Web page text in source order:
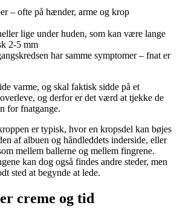
– ofte på hænder, arme og krop
lige under huden, som kan være lange
2-5 mm
har samme symptomer – fnat er
varme, og skal faktisk sidde på et
og derfor er det værd at tjekke de
for fnatgange.
er typisk, hvor en kropsdel kan bøjes
af albuen og håndleddets inderside, eller
mellem ballerne og mellem fingrene.
kan dog også findes andre steder, men
sted at begynde at lede.
creme og tid